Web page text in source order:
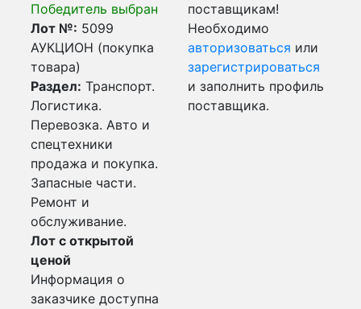
Победитель выбран
Лот №: 5099
АУКЦИОН (покупка
товара)
Раздел: Транспорт.
Логистика.
Перевозка. Авто и
спецтехники
продажа и покупка.
Запасные части.
Ремонт и
обслуживание.
Лот с открытой
ценой
Информация о
заказчике доступна
поставщикам!
Необходимо
авторизоваться или
зарегистрироваться
и заполнить профиль
поставщика.